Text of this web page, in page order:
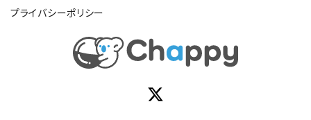
プライバシーポリシー